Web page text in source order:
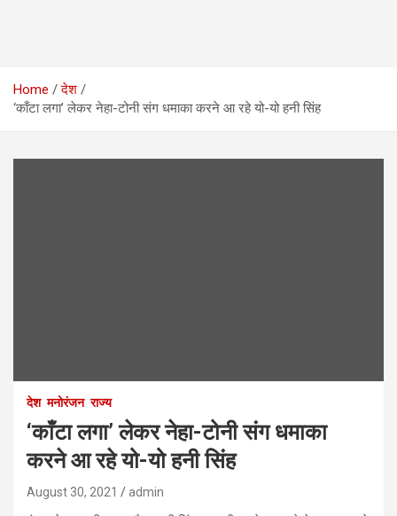
Home
देश
‘काँटा लगा’ लेकर नेहा-टोनी संग धमाका करने आ रहे यो-यो हनी सिंह
देश मनोरंजन राज्य
‘काँटा लगा’ लेकर नेहा-टोनी संग धमाका
करने आ रहे यो-यो हनी सिंह
August 30, 2021 admin